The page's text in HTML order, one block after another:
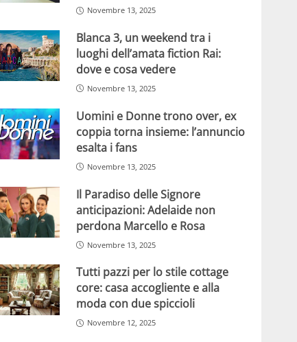
Novembre 13, 2025
Blanca 3, un weekend tra i
luoghi dell’amata fiction Rai:
dove e cosa vedere
Novembre 13, 2025
Uomini e Donne trono over, ex
coppia torna insieme: l’annuncio
esalta i fans
Novembre 13, 2025
Il Paradiso delle Signore
anticipazioni: Adelaide non
perdona Marcello e Rosa
Novembre 13, 2025
Tutti pazzi per lo stile cottage
core: casa accogliente e alla
moda con due spiccioli
Novembre 12, 2025